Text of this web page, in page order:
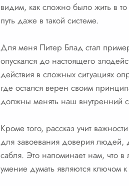
видим, как сложно было жить в то
путь даже в такой системе.
Для меня Питер Блад стал
опускался до настоящего
действия в сложных ситуациях
где остался верен своим
должны менять наш внутренний
Кроме того, рассказ учит
для завоевания доверия людей,
сабля. Это напоминает нам, что
умение думать являются ключом